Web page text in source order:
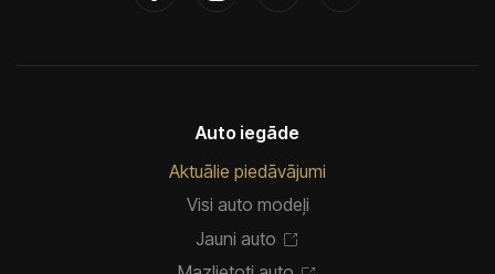
Auto iegāde
Aktuālie piedāvājumi
Visi auto modeļi
Jauni auto